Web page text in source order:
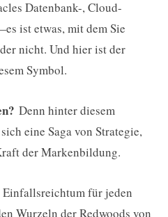
Datenbank-, Cloud-
ist etwas, mit dem Sie
nicht. Und hier ist der
Symbol.
Denn hinter diesem
eine Saga von Strategie,
der Markenbildung.
Einfallsreichtum für jeden
Wurzeln der Redwoods von